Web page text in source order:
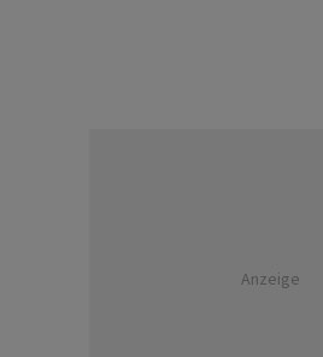
Anzeige